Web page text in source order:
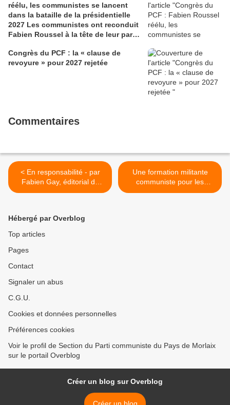
réélu, les communistes se lancent
dans la bataille de la présidentielle
2027 Les communistes ont reconduit
Fabien Roussel à la tête de leur parti,
Lille. Le secrétaire national, dont la
candidature devrait être officialisée le
Congrès du PCF : la « clause de
revoyure » pour 2027 rejetée
Commentaires
< En responsabilité - par
Fabien Gay, éditorial de
l'Humanité: comparer le
infamie!
Une formation militante
communiste pour les
adhérents du PCF Finistère
Hébergé par Overblog
Top articles
Pages
Contact
Signaler un abus
C.G.U.
Cookies et données personnelles
Préférences cookies
Voir le profil de Section du Parti communiste du Pays de Morlaix
sur le portail Overblog
Créer un blog sur Overblog
Créer un blog